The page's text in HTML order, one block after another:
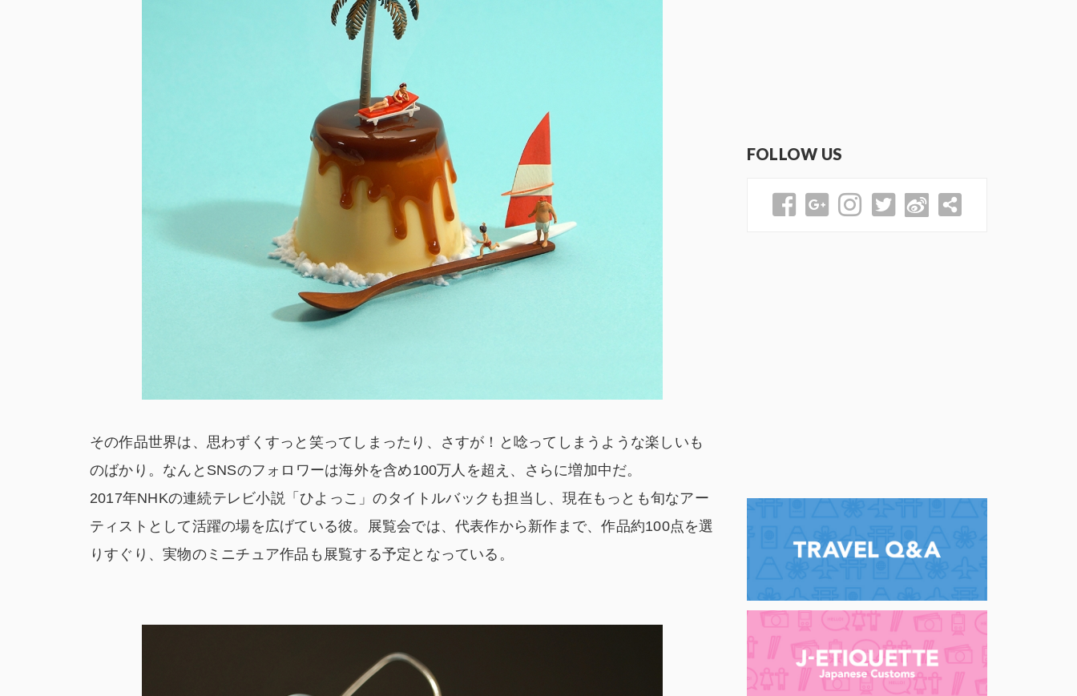
その作品世界は、思わずくすっと笑ってしまったり、さすが！と唸ってしまうような楽しいも
のばかり。なんとSNSのフォロワーは海外を含め100万人を超え、さらに増加中だ。
2017年NHKの連続テレビ小説「ひよっこ」のタイトルバックも担当し、現在もっとも旬なアー
ティストとして活躍の場を広げている彼。展覧会では、代表作から新作まで、作品約100点を選
りすぐり、実物のミニチュア作品も展覧する予定となっている。
FOLLOW US